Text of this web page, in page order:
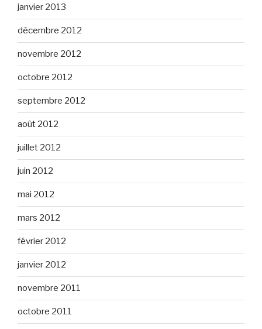
janvier 2013
décembre 2012
novembre 2012
octobre 2012
septembre 2012
août 2012
juillet 2012
juin 2012
mai 2012
mars 2012
février 2012
janvier 2012
novembre 2011
octobre 2011